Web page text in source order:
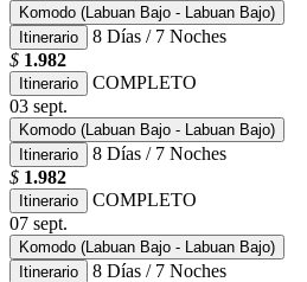
Komodo (Labuan Bajo - Labuan Bajo)
Itinerario
8 Días / 7 Noches
$ 1.982
Itinerario
COMPLETO
03 sept.
Komodo (Labuan Bajo - Labuan Bajo)
Itinerario
8 Días / 7 Noches
$ 1.982
Itinerario
COMPLETO
07 sept.
Komodo (Labuan Bajo - Labuan Bajo)
Itinerario
8 Días / 7 Noches